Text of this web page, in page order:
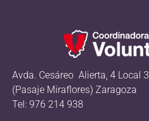
Avda. Cesáreo Alierta, 4 Local 3
(Pasaje Miraflores) Zaragoza
Tel: 976 214 938